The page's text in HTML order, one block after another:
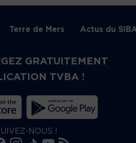
Terre de Mers Actus du
GRATUITEMENT
TVBA !
NOUS !